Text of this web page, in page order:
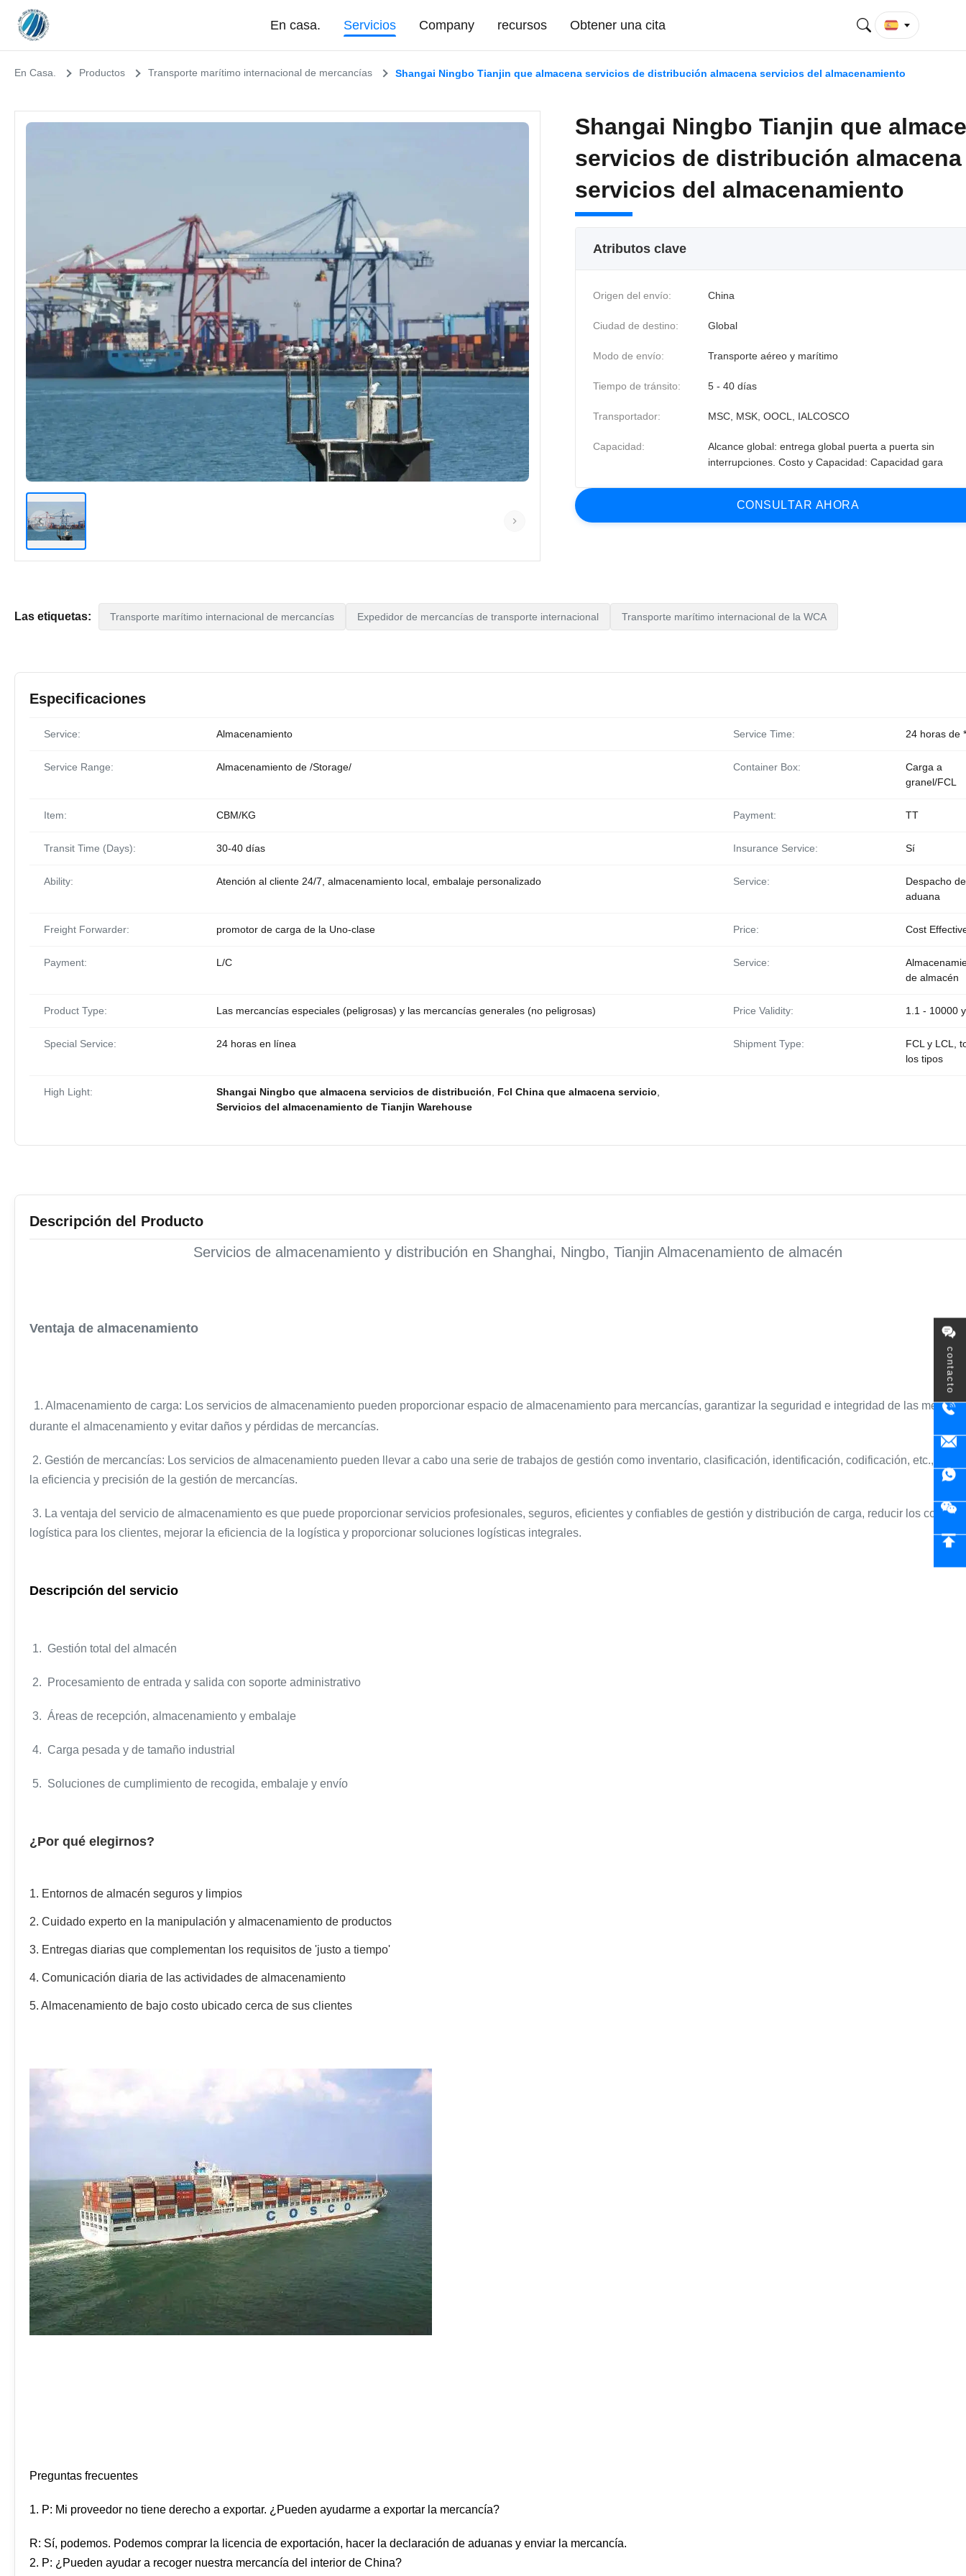
contacto
En casa. Servicios Company recursos Obtener una cita
En Casa. Productos Transporte marítimo internacional de mercancías Shangai Ningbo Tianjin que almacena servicios de distribución almacena servicios del almacenamiento
Shangai Ningbo Tianjin que
servicios de distribución almacena
servicios del almacenamiento
Atributos clave
Origen del envío: China
Ciudad de destino: Global
Modo de envío: Transporte aéreo y marítimo
Tiempo de tránsito: 5 - 40 días
Transportador: MSC, MSK, OOCL, IALCOSCO
Capacidad:
Alcance global: entrega global puerta a puerta sin
interrupciones. Costo y Capacidad: Capacidad gara
CON SU LTAR AH ORA
Las etiquetas: Transporte marítimo internacional de mercancías Expedidor de mercancías de transporte internacional Transporte marítimo internacional de la WCA
Especificaciones
Service: Almacenamiento Service Time: 24 horas de
Service Range: Almacenamiento de /Storage/ Container Box:
Carga a
granel/FCL
Item: CBM/KG Payment: TT
Transit Time (Days): 30-40 días Insurance Service: Sí
Ability: Atención al cliente 24/7, almacenamiento local, embalaje personalizado Service:
Despacho de
aduana
Freight Forwarder: promotor de carga de la Uno-clase Price: Cost
Payment: L/C Service:
de almacén
Product Type: Las mercancías especiales (peligrosas) y las mercancías generales (no peligrosas) Price Validity: 1.1 - 10000
Special Service: 24 horas en línea Shipment Type:
FCL y LCL,
los tipos
High Light: Shangai Ningbo que almacena servicios de distribución Fcl China que almacena servicio
Servicios del almacenamiento de Tianjin Warehouse
Descripción del Producto
Servicios de almacenamiento y distribución en Shanghai, Ningbo, Tianjin Almacenamiento de almacén
Ventaja de almacenamiento
1. Almacenamiento de carga: Los servicios de almacenamiento pueden proporcionar espacio de almacenamiento para mercancías, garantizar la seguridad e integridad de las
durante el almacenamiento y evitar daños y pérdidas de mercancías.
2. Gestión de mercancías: Los servicios de almacenamiento pueden llevar a cabo una serie de trabajos de gestión como inventario, clasificación, identificación, codificación, etc., para
la eficiencia y precisión de la gestión de mercancías.
3. La ventaja del servicio de almacenamiento es que puede proporcionar servicios profesionales, seguros, eficientes y confiables de gestión y distribución de carga, reducir los costos
logística para los clientes, mejorar la eficiencia de la logística y proporcionar soluciones logísticas integrales.
Descripción del servicio
1. Gestión total del almacén
2. Procesamiento de entrada y salida con soporte administrativo
3. Áreas de recepción, almacenamiento y embalaje
4. Carga pesada y de tamaño industrial
5. Soluciones de cumplimiento de recogida, embalaje y envío
¿Por qué elegirnos?
1. Entornos de almacén seguros y limpios
2. Cuidado experto en la manipulación y almacenamiento de productos
3. Entregas diarias que complementan los requisitos de 'justo a tiempo'
4. Comunicación diaria de las actividades de almacenamiento
5. Almacenamiento de bajo costo ubicado cerca de sus clientes
Preguntas frecuentes
1. P: Mi proveedor no tiene derecho a exportar. ¿Pueden ayudarme a exportar la mercancía?
R: Sí, podemos. Podemos comprar la licencia de exportación, hacer la declaración de aduanas y enviar la mercancía.
2. P: ¿Pueden ayudar a recoger nuestra mercancía del interior de China?